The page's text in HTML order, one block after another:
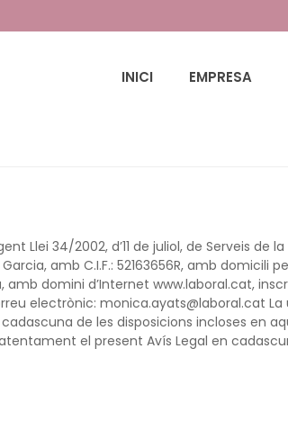
INICI EMPRESA
Llei 34/2002, d’11 de juliol, de Serveis de
amb C.I.F.: 52163656R, amb domicili
amb domini d’Internet www.laboral.cat,
electrònic: monica.ayats@laboral.cat
de les disposicions incloses en
el present Avís Legal en